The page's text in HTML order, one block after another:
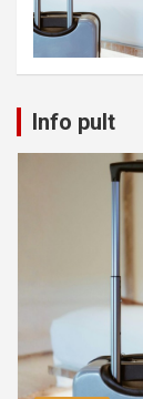
Info pult